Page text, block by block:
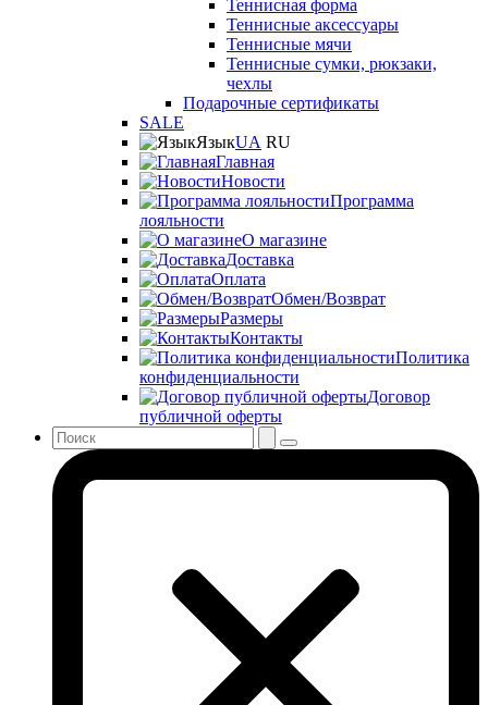
Теннисная форма
Теннисные аксессуары
Теннисные мячи
Теннисные сумки, рюкзаки,
чехлы
Подарочные сертификаты
SALE
ЯзыкUA RU
Главная
Новости
Программа
лояльности
О магазине
Доставка
Оплата
Обмен/Возврат
Размеры
Контакты
Политика
конфиденциальности
Договор
публичной оферты